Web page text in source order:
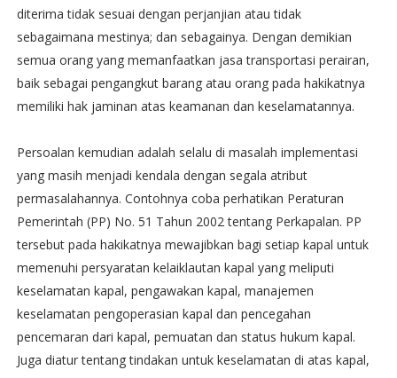
diterima tidak sesuai dengan perjanjian atau tidak
sebagaimana mestinya; dan sebagainya. Dengan demikian
semua orang yang memanfaatkan jasa transportasi perairan,
baik sebagai pengangkut barang atau orang pada hakikatnya
memiliki hak jaminan atas keamanan dan keselamatannya.
Persoalan kemudian adalah selalu di masalah implementasi
yang masih menjadi kendala dengan segala atribut
permasalahannya. Contohnya coba perhatikan Peraturan
Pemerintah (PP) No. 51 Tahun 2002 tentang Perkapalan. PP
tersebut pada hakikatnya mewajibkan bagi setiap kapal untuk
memenuhi persyaratan kelaiklautan kapal yang meliputi
keselamatan kapal, pengawakan kapal, manajemen
keselamatan pengoperasian kapal dan pencegahan
pencemaran dari kapal, pemuatan dan status hukum kapal.
Juga diatur tentang tindakan untuk keselamatan di atas kapal,